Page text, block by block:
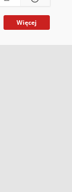
Więcej